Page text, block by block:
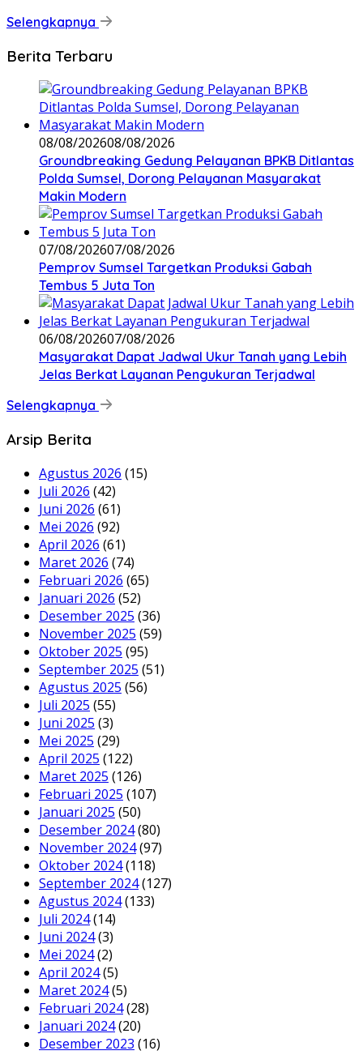
Selengkapnya
Berita Terbaru
08/08/202608/08/2026
Groundbreaking Gedung Pelayanan BPKB Ditlantas
Polda Sumsel, Dorong Pelayanan Masyarakat
Makin Modern
07/08/202607/08/2026
Pemprov Sumsel Targetkan Produksi Gabah
Tembus 5 Juta Ton
06/08/202607/08/2026
Masyarakat Dapat Jadwal Ukur Tanah yang Lebih
Jelas Berkat Layanan Pengukuran Terjadwal
Selengkapnya
Arsip Berita
Agustus 2026 (15)
Juli 2026 (42)
Juni 2026 (61)
Mei 2026 (92)
April 2026 (61)
Maret 2026 (74)
Februari 2026 (65)
Januari 2026 (52)
Desember 2025 (36)
November 2025 (59)
Oktober 2025 (95)
September 2025 (51)
Agustus 2025 (56)
Juli 2025 (55)
Juni 2025 (3)
Mei 2025 (29)
April 2025 (122)
Maret 2025 (126)
Februari 2025 (107)
Januari 2025 (50)
Desember 2024(80)
November 2024(97)
Oktober 2024(118)
September 2024(127)
Agustus 2024(133)
Juli 2024(14)
Juni 2024(3)
Mei 2024(2)
April 2024(5)
Maret 2024(5)
Februari 2024(28)
Januari 2024(20)
Desember 2023 (16)